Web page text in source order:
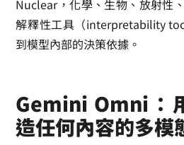
Nuclear，化學、生物、放射性
解釋性工具（interpretability
到模型內部的決策依據。
Gemini Omni：
造任何內容的多模